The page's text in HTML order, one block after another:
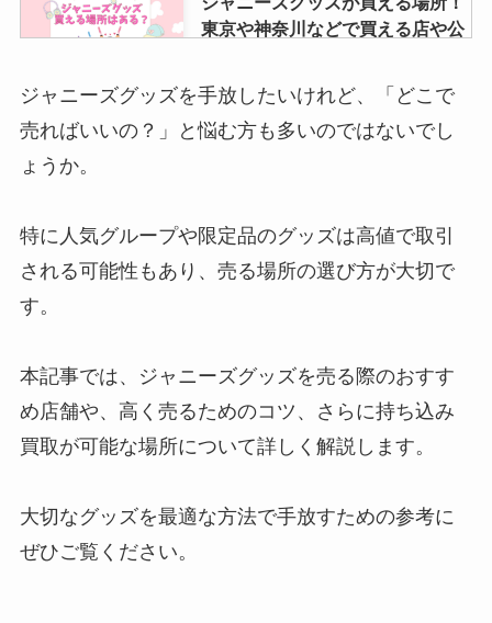
東京や神奈川などで買える店や公
KinKi Kidsの凄さ！別格？嵐との
キンプリの初期メンバーと今のメ
ジャニーズのライブチケットの取
り方は？当たりやすい方法や同行
ジャニーズグッズを手放したいけれど、「どこで
売ればいいの？」と悩む方も多いのではないでし
ょうか。
特に人気グループや限定品のグッズは高値で取引
される可能性もあり、売る場所の選び方が大切で
す。
本記事では、ジャニーズグッズを売る際のおすす
め店舗や、高く売るためのコツ、さらに持ち込み
買取が可能な場所について詳しく解説します。
大切なグッズを最適な方法で手放すための参考に
ぜひご覧ください。